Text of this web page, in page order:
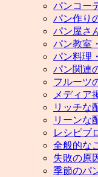
パンコー
パン作り
パン屋さ
パン教室
パン料理
パン関連
フルーツ
メディア
リッチな
リーンな
レシピブ
全般的な
失敗の原
季節のパ